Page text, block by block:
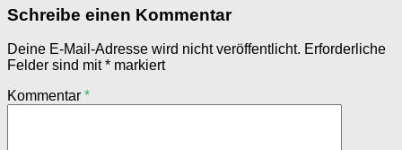
Schreibe einen Kommentar
Deine E-Mail-Adresse wird nicht veröffentlicht. Erforderliche
Felder sind mit* markiert
Kommentar *